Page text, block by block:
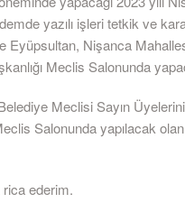
yazılı işleri tetkik ve
Eyüpsultan, Nişanca
Meclis Salonunda
Meclisi Sayın
Salonunda yapılacak
rica ederim.